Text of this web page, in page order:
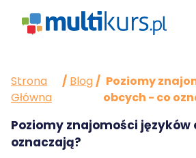
Strona
Główna
/ Blog/ Poziomy
obcych - co
Poziomy znajomości języków
oznaczają?